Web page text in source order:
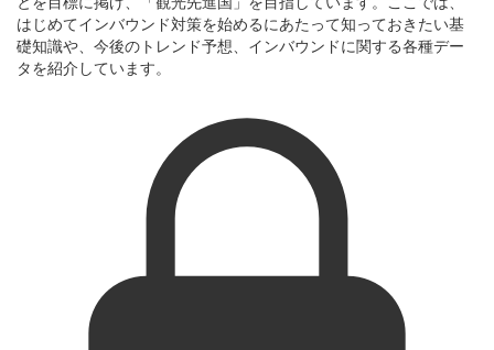
はじめてインバウンド対策を始めるにあたって知っておきたい基
礎知識や、今後のトレンド予想、インバウンドに関する各種デー
タを紹介しています。